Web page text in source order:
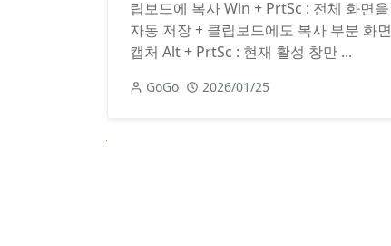
립보드에 복사 Win + PrtSc : 전체 화면을
자동 저장 + 클립보드에도 복사 부분 화면
캡처 Alt + PrtSc : 현재 활성 창만 ...
GoGo 2026/01/25